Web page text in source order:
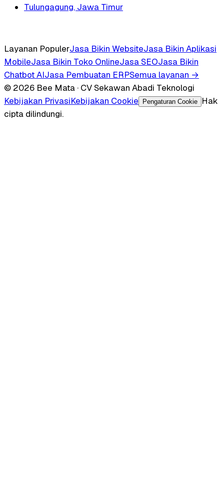
Tulungagung, Jawa Timur
Layanan PopulerJasa Bikin WebsiteJasa Bikin Aplikasi
MobileJasa Bikin Toko OnlineJasa SEOJasa Bikin
Chatbot AIJasa Pembuatan ERPSemua layanan →
© 2026 Bee Mata · CV Sekawan Abadi Teknologi
Kebijakan PrivasiKebijakan Cookie Pengaturan Cookie
Hak
cipta dilindungi.